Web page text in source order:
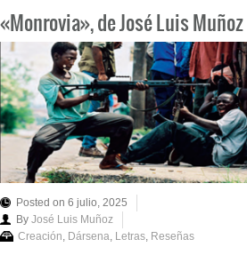
«Monrovia», de José Luis Muñoz
Posted on 6 julio, 2025
By José Luis Muñoz
Creación, Dársena, Letras, Reseñas